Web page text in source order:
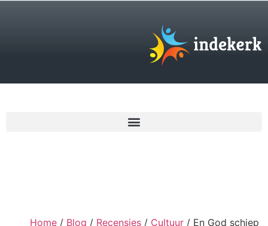
Home / Blog / Recensies / Cultuur / En God schiep